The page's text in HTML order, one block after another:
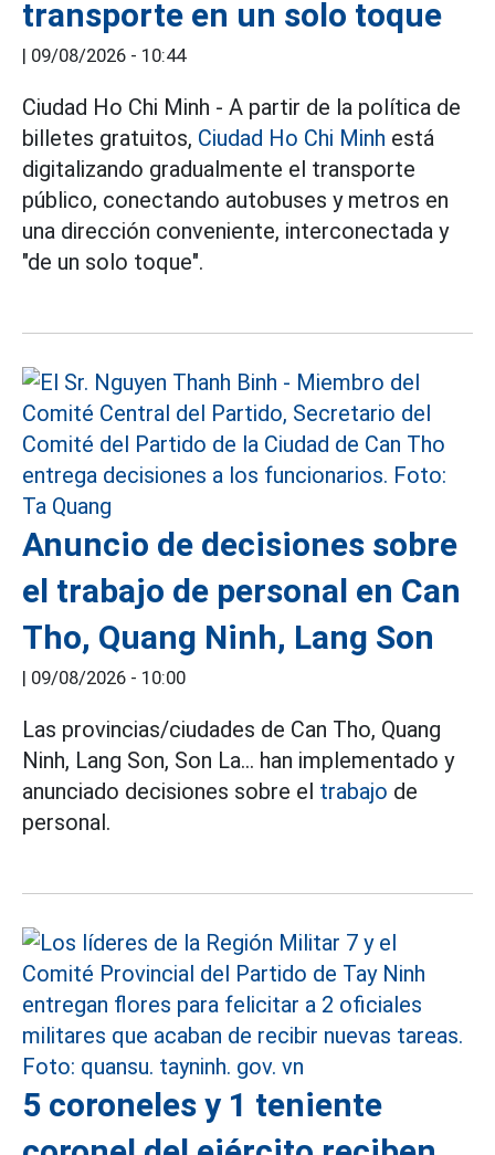
transporte en un solo toque
| 09/08/2026 - 10:44
Ciudad Ho Chi Minh - A partir de la política de
billetes gratuitos, Ciudad Ho Chi Minh está
digitalizando gradualmente el transporte
público, conectando autobuses y metros en
una dirección conveniente, interconectada y
"de un solo toque".
Anuncio de decisiones sobre
el trabajo de personal en Can
Tho, Quang Ninh, Lang Son
| 09/08/2026 - 10:00
Las provincias/ciudades de Can Tho, Quang
Ninh, Lang Son, Son La... han implementado y
anunciado decisiones sobre el trabajo de
personal.
5 coroneles y 1 teniente